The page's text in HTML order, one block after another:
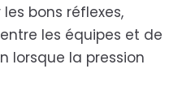
bons réflexes,
les équipes et de
lorsque la pression